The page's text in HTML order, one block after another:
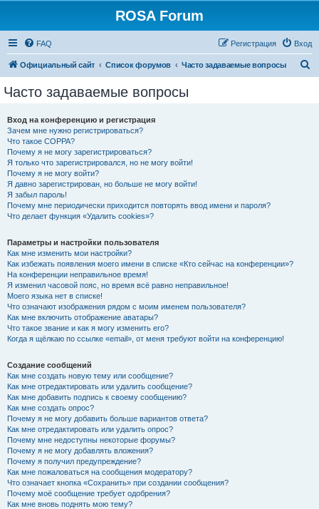
ROSA Forum
FAQ Вход
Регистрация
Официальный сайт Список форумов Часто задаваемые вопросы
Часто задаваемые вопросы
Вход на конференцию и регистрация
Зачем мне нужно регистрироваться?
Что такое COPPA?
Почему я не могу зарегистрироваться?
Я только что зарегистрировался, но не могу войти!
Почему я не могу войти?
Я давно зарегистрирован, но больше не могу войти!
Я забыл пароль!
Почему мне периодически приходится повторять ввод имени и пароля?
Что делает функция «Удалить cookies»?
Параметры и настройки пользователя
Как мне изменить мои настройки?
Как избежать появления моего имени в списке «Кто сейчас на конференции»?
На конференции неправильное время!
Я изменил часовой пояс, но время всё равно неправильное!
Моего языка нет в списке!
Что означают изображения рядом с моим именем пользователя?
Как мне включить отображение аватары?
Что такое звание и как я могу изменить его?
Когда я щёлкаю по ссылке «email», от меня требуют войти на конференцию!
Создание сообщений
Как мне создать новую тему или сообщение?
Как мне отредактировать или удалить сообщение?
Как мне добавить подпись к своему сообщению?
Как мне создать опрос?
Почему я не могу добавить больше вариантов ответа?
Как мне отредактировать или удалить опрос?
Почему мне недоступны некоторые форумы?
Почему я не могу добавлять вложения?
Почему я получил предупреждение?
Как мне пожаловаться на сообщения модератору?
Что означает кнопка «Сохранить» при создании сообщения?
Почему моё сообщение требует одобрения?
Как мне вновь поднять мою тему?